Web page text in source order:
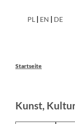
PL EN DE
Startseite
Kunst,